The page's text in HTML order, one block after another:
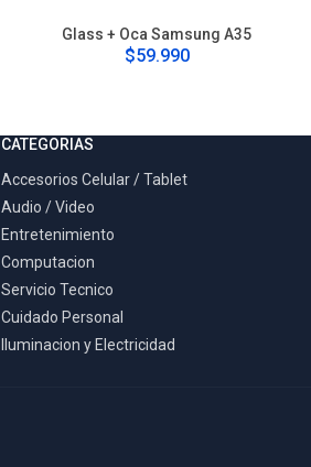
Glass + Oca Samsung A35
$59.990
CATEGORIAS
Accesorios Celular / Tablet
Audio / Video
Entretenimiento
Computacion
Servicio Tecnico
Cuidado Personal
Iluminacion y Electricidad